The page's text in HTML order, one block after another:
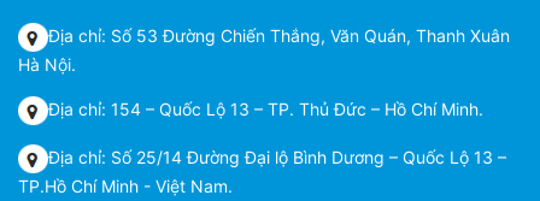
Địa chỉ: Số 53 Đường Chiến Thắng, Văn Quán, Thanh Xuân
Hà Nội.
Địa chỉ: 154 – Quốc Lộ 13 – TP. Thủ Đức – Hồ Chí Minh.
Địa chỉ: Số 25/14 Đường Đại lộ Bình Dương – Quốc Lộ 13 –
TP.Hồ Chí Minh - Việt Nam.